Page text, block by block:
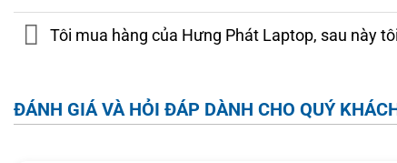
Tôi mua hàng của Hưng Phát Laptop, sau này
ĐÁNH GIÁ VÀ HỎI ĐÁP DÀNH CHO QUÝ